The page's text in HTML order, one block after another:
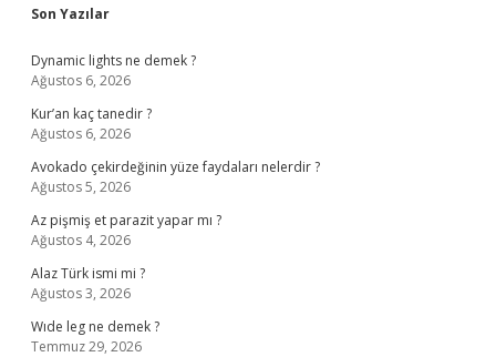
Sidebar
Son Yazılar
Dynamic lights ne demek ?
Ağustos 6, 2026
Kur’an kaç tanedir ?
Ağustos 6, 2026
Avokado çekirdeğinin yüze faydaları nelerdir ?
Ağustos 5, 2026
Az pişmiş et parazit yapar mı ?
Ağustos 4, 2026
Alaz Türk ismi mi ?
Ağustos 3, 2026
Wıde leg ne demek ?
Temmuz 29, 2026